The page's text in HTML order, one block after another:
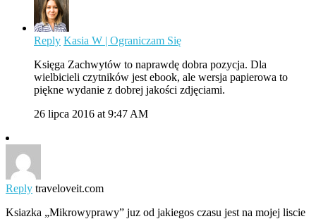
Reply Kasia W | Ograniczam Się
Księga Zachwytów to naprawdę dobra pozycja. Dla
wielbicieli czytników jest ebook, ale wersja papierowa to
piękne wydanie z dobrej jakości zdjęciami.
26 lipca 2016 at 9:47 AM
Reply traveloveit.com
Ksiazka „Mikrowyprawy” juz od jakiegos czasu jest na mojej liscie